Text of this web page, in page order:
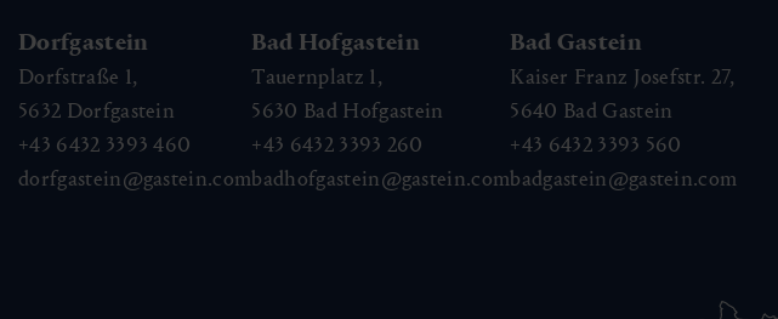
Dorfgastein
Dorfstraße 1,
5632 Dorfgastein
+43 6432 3393 460
dorfgastein@gastein.com
Bad Hofgastein
Tauernplatz 1,
5630 Bad Hofgastein
+43 6432 3393 260
badhofgastein@gastein.com
Bad Gastein
Kaiser Franz Josefstr. 27,
5640 Bad Gastein
+43 6432 3393 560
badgastein@gastein.com